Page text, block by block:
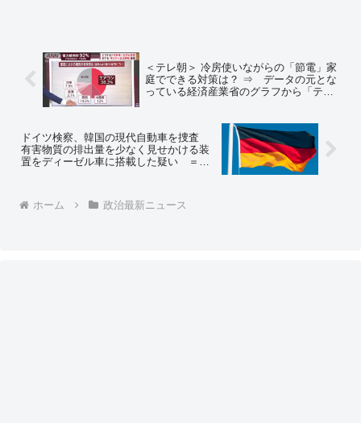
＜テレ朝＞ 冷房使いながらの「節電」家
庭でできる対策は？ ⇒ データの元とな
っている経済産業省のグラフから「テレ
ドイツ検察、韓国の現代自動車を捜査
有害物質の排出量を少なく見せかける装
置をディーゼル車に搭載した疑い ＝ネ
てアメリカに１兆円罰金払わされたけ
ど、韓国はどうなるのかな」
ホーム 政治最新ニュース